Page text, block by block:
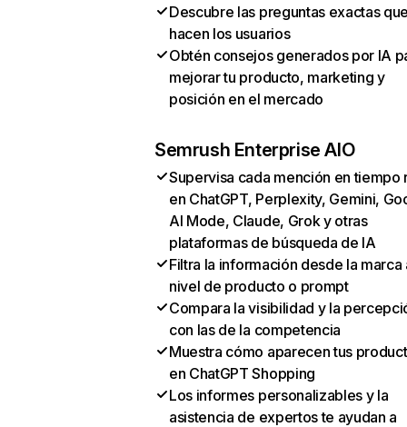
Descubre las preguntas exactas
hacen los usuarios
Obtén consejos generados por IA
mejorar tu producto, marketing y
posición en el mercado
Semrush Enterprise AIO
Supervisa cada mención en tiempo
en ChatGPT, Perplexity, Gemini,
AI Mode, Claude, Grok y otras
plataformas de búsqueda de IA
Filtra la información desde la marca
nivel de producto o prompt
Compara la visibilidad y la
con las de la competencia
Muestra cómo aparecen tus
en ChatGPT Shopping
Los informes personalizables y la
asistencia de expertos te ayudan a